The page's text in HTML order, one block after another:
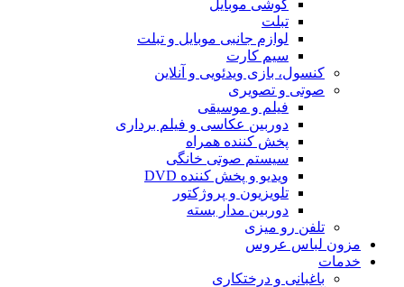
گوشی موبایل
تبلت
لوازم جانبی موبایل و تبلت
سیم کارت
کنسول، بازی‌ ویدئویی و آنلاین
صوتی و تصویری
فیلم و موسیقی
دوربین عکاسی و فیلم برداری
پخش کننده همراه
سیستم صوتی خانگی
ویدیو و پخش کننده DVD
تلویزیون و پروژکتور
دوربین مدار بسته
تلفن رو میزی
مزون لباس عروس
خدمات
باغبانی و درختکاری